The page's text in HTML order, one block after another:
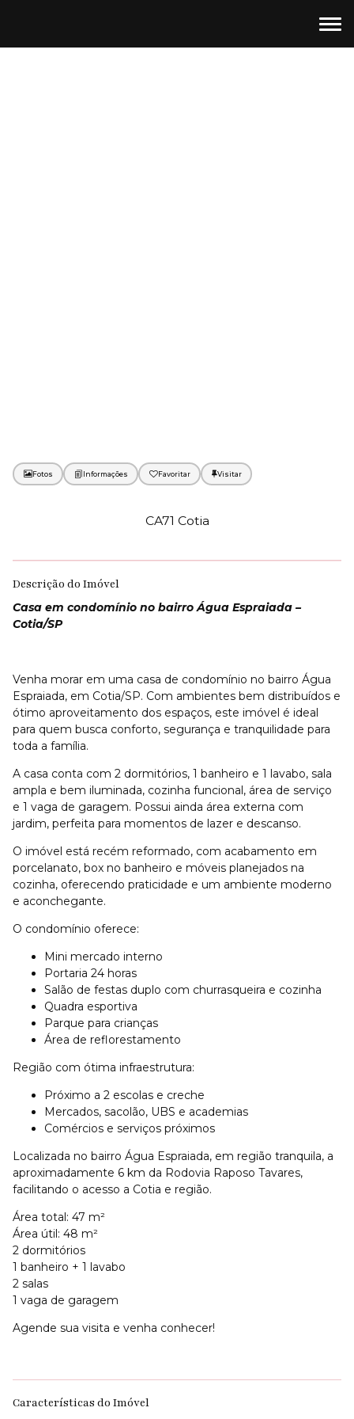
Fotos Favoritar
CA71 Cotia
Descrição do Imóvel
Casa em condomínio no bairro Água Espraiada –
Cotia/SP
Venha morar em uma casa de condomínio no bairro Água
Espraiada, em Cotia/SP. Com ambientes bem distribuídos e
ótimo aproveitamento dos espaços, este imóvel é ideal
para quem busca conforto, segurança e tranquilidade para
toda a família.
A casa conta com 2 dormitórios, 1 banheiro e 1 lavabo, sala
ampla e bem iluminada, cozinha funcional, área de serviço
e 1 vaga de garagem. Possui ainda área externa com
jardim, perfeita para momentos de lazer e descanso.
O imóvel está recém reformado, com acabamento em
porcelanato, box no banheiro e móveis planejados na
cozinha, oferecendo praticidade e um ambiente moderno
e aconchegante.
O condomínio oferece:
Mini mercado interno
Portaria 24 horas
Salão de festas duplo com churrasqueira e cozinha
Quadra esportiva
Parque para crianças
Área de reflorestamento
Região com ótima infraestrutura:
Próximo a 2 escolas e creche
Mercados, sacolão, UBS e academias
Comércios e serviços próximos
Localizada no bairro Água Espraiada, em região tranquila, a
aproximadamente 6 km da Rodovia Raposo Tavares,
facilitando o acesso a Cotia e região.
Área total: 47 m²
Área útil: 48 m²
2 dormitórios
1 banheiro + 1 lavabo
2 salas
1 vaga de garagem
Agende sua visita e venha conhecer!
Características do Imóvel